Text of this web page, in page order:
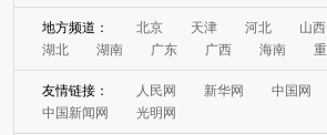
地方频道： 北京 天津 河北
山西
湖北
湖南 广东 广西 海南
友情链接： 人民网 新华网
中国网
中国新闻网
光明网